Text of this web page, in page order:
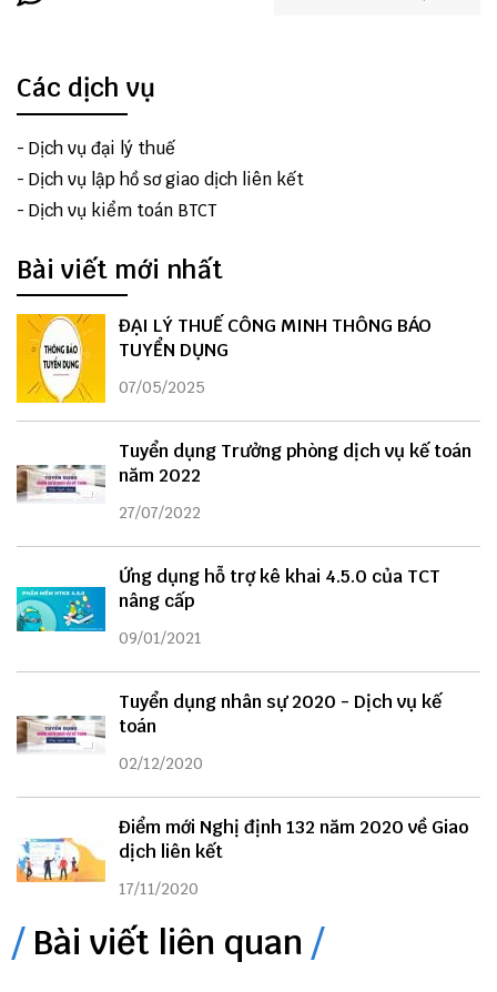
Các dịch vụ
- Dịch vụ đại lý thuế
- Dịch vụ lập hồ sơ giao dịch liên kết
- Dịch vụ kiểm toán BTCT
Bài viết mới nhất
ĐẠI LÝ THUẾ CÔNG MINH THÔNG BÁO
TUYỂN DỤNG
07/05/2025
Tuyển dụng Trưởng phòng dịch vụ kế toán
năm 2022
27/07/2022
Ứng dụng hỗ trợ kê khai 4.5.0 của TCT
nâng cấp
09/01/2021
Tuyển dụng nhân sự 2020 - Dịch vụ kế
toán
02/12/2020
Điểm mới Nghị định 132 năm 2020 về Giao
dịch liên kết
17/11/2020
Bài viết liên quan